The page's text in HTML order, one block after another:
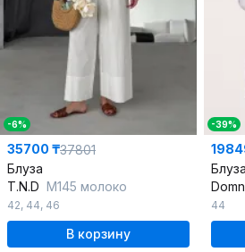
-6%
35700 ₸37801
Блуза
T.N.D М145 молоко
42, 44, 46
В корзину
-39%
44